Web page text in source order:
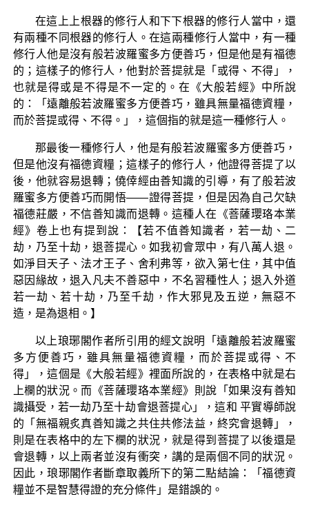
在這上上根器的修行人和下下根器的修行人當中，還
有兩種不同根器的修行人。在這兩種修行人當中，有一種
修行人他是沒有般若波羅蜜多方便善巧，但是他是有福德
的；這樣子的修行人，他對於菩提就是「或得、不得」，
也就是得或是不得是不一定的。在《大般若經》中所說
的：「遠離般若波羅蜜多方便善巧，雖具無量福德資糧，
而於菩提或得、不得。」，這個指的就是這一種修行人。
那最後一種修行人，他是有般若波羅蜜多方便善巧，
但是他沒有福德資糧；這樣子的修行人，他證得菩提了以
後，他就容易退轉；僥倖經由善知識的引導，有了般若波
羅蜜多方便善巧而開悟——證得菩提，但是因為自己欠缺
福德莊嚴，不信善知識而退轉。這種人在《菩薩瓔珞本業
經》卷上也有提到說：【若不值善知識者，若一劫、二
劫，乃至十劫，退菩提心。如我初會眾中，有八萬人退。
如淨目天子、法才王子、舍利弗等，欲入第七住，其中值
惡因緣故，退入凡夫不善惡中，不名習種性人；退入外道
若一劫、若十劫，乃至千劫，作大邪見及五逆，無惡不
造，是為退相。】
以上琅琊閣作者所引用的經文說明「遠離般若波羅蜜
多方便善巧，雖具無量福德資糧，而於菩提或得、不
得」，這個是《大般若經》裡面所說的，在表格中就是右
上欄的狀況。而《菩薩瓔珞本業經》則說「如果沒有善知
識攝受，若一劫乃至十劫會退菩提心」，這和 平實導師說
的「無福親炙真善知識之共住共修法益，終究會退轉」，
則是在表格中的左下欄的狀況，就是得到菩提了以後還是
會退轉，以上兩者並沒有衝突，講的是兩個不同的狀況。
因此，琅琊閣作者斷章取義所下的第二點結論：「福德資
糧並不是智慧得證的充分條件」是錯誤的。